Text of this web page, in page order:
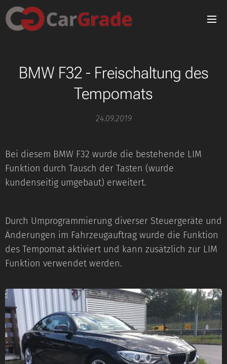
BMW F32 - Freischaltung des
Tempomats
24.09.2019
Bei diesem BMW F32 wurde die bestehende LIM
Funktion durch Tausch der Tasten (wurde
kundenseitig umgebaut) erweitert.
Durch Umprogrammierung diverser Steuergeräte und
Änderungen im Fahrzeugauftrag wurde die Funktion
des Tempomat aktiviert und kann zusätzlich zur LIM
Funktion verwendet werden.